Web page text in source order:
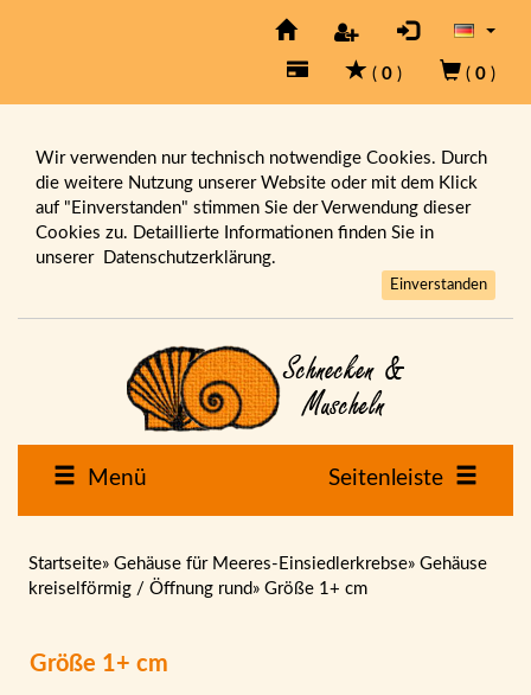
( 0 ) ( 0 )
Wir verwenden nur technisch notwendige Cookies. Durch
die weitere Nutzung unserer Website oder mit dem Klick
auf "Einverstanden" stimmen Sie der Verwendung dieser
Cookies zu. Detaillierte Informationen finden Sie in
unserer Datenschutzerklärung.
Einverstanden
Menü Seitenleiste
Startseite» Gehäuse für Meeres-Einsiedlerkrebse» Gehäuse
kreiselförmig / Öffnung rund» Größe 1+ cm
Größe 1+ cm